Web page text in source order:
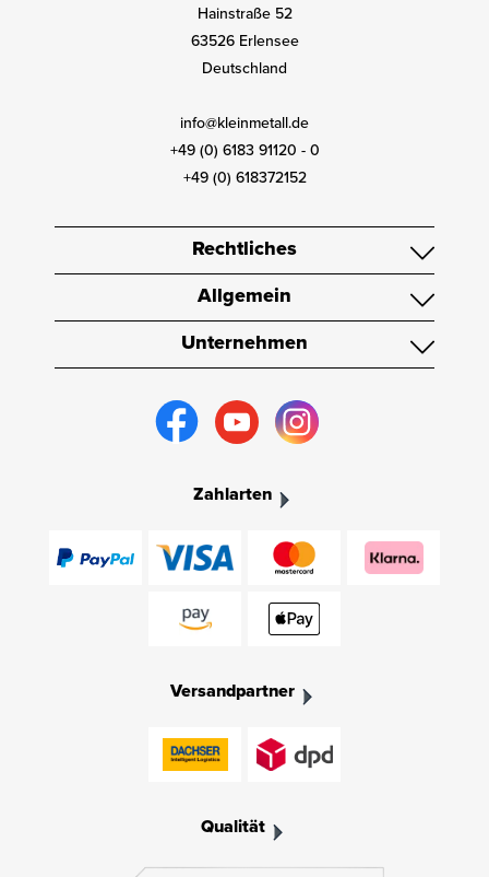
Hainstraße 52
63526 Erlensee
Deutschland
info@kleinmetall.de
+49 (0) 6183 91120 - 0
+49 (0) 618372152
Rechtliches
Allgemein
Unternehmen
Zahlarten
Versandpartner
Qualität